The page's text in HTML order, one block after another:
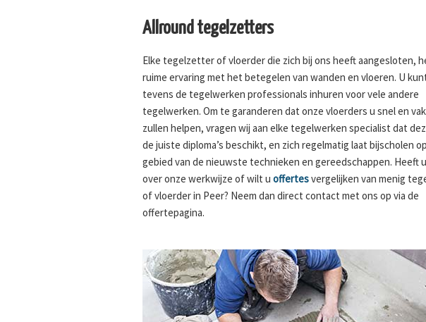
Allround tegelzetters
Elke tegelzetter of vloerder die zich bij ons heeft aangesloten,
ruime ervaring met het betegelen van wanden en vloeren. U
tevens de tegelwerken professionals inhuren voor vele andere
tegelwerken. Om te garanderen dat onze vloerders u snel en
zullen helpen, vragen wij aan elke tegelwerken specialist dat
de juiste diploma’s beschikt, en zich regelmatig laat bijscholen
gebied van de nieuwste technieken en gereedschappen. Heeft
over onze werkwijze of wilt u offertesvergelijken van menig
of vloerder in Peer? Neem dan direct contact met ons op via de
offertepagina.